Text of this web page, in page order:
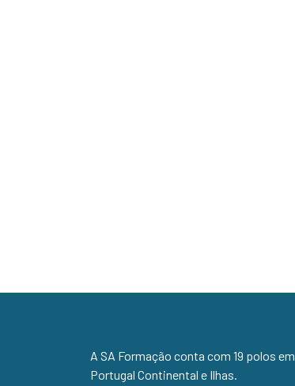
A SA Formação conta com 19 polos em
Portugal Continental e Ilhas.